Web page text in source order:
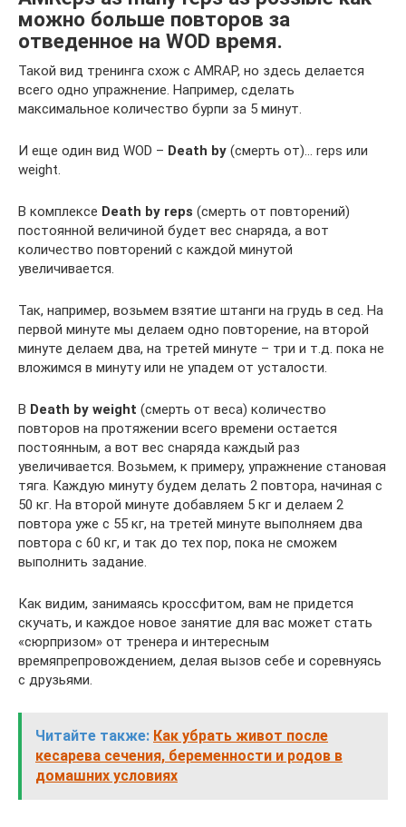
можно больше повторов за
отведенное на WOD время.
Такой вид тренинга схож с AMRAP, но здесь делается
всего одно упражнение. Например, сделать
максимальное количество бурпи за 5 минут.
И еще один вид WOD – Death by (смерть от)… reps или
weight.
В комплексе Death by reps (смерть от повторений)
постоянной величиной будет вес снаряда, а вот
количество повторений с каждой минутой
увеличивается.
Так, например, возьмем взятие штанги на грудь в сед. На
первой минуте мы делаем одно повторение, на второй
минуте делаем два, на третей минуте – три и т.д. пока не
вложимся в минуту или не упадем от усталости.
В Death by weight (смерть от веса) количество
повторов на протяжении всего времени остается
постоянным, а вот вес снаряда каждый раз
увеличивается. Возьмем, к примеру, упражнение становая
тяга. Каждую минуту будем делать 2 повтора, начиная с
50 кг. На второй минуте добавляем 5 кг и делаем 2
повтора уже с 55 кг, на третей минуте выполняем два
повтора с 60 кг, и так до тех пор, пока не сможем
выполнить задание.
Как видим, занимаясь кроссфитом, вам не придется
скучать, и каждое новое занятие для вас может стать
«сюрпризом» от тренера и интересным
времяпрепровождением, делая вызов себе и соревнуясь
с друзьями.
Читайте также: Как убрать живот после
кесарева сечения, беременности и родов в
домашних условиях